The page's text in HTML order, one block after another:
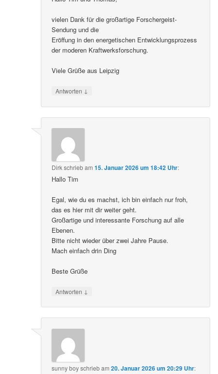
vielen Dank für die großartige Forschergeist-
Sendung und die
Eröffung in den energetischen Entwicklungsprozess
der moderen Kraftwerksforschung.
Viele Grüße aus Leipzig
Antworten ↓
Dirkschriebam15. Januar 2026 um 18:42 Uhr:
Hallo Tim
Egal, wie du es machst, ich bin einfach nur froh,
das es hier mit dir weiter geht.
Großartige und interessante Forschung auf alle
Ebenen.
Bitte nicht wieder über zwei Jahre Pause.
Mach einfach drin Ding
Beste Grüße
Antworten ↓
sunny boyschriebam20. Januar 2026 um 20:29 Uhr: